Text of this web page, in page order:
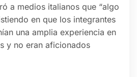
a medios italianos que “algo
en que los integrantes
una amplia experiencia en
y no eran aficionados